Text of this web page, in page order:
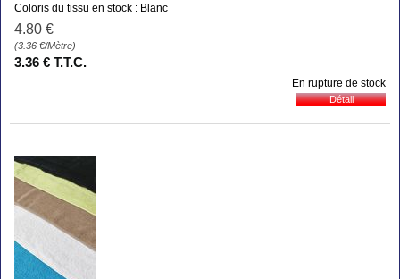
Coloris du tissu en stock : Blanc
4.80 €
(3.36 €/Mètre)
3.36 € T.T.C.
En rupture de stock